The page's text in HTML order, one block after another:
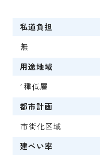
-
私道負担
無
用途地域
1種低層
都市計画
市街化区域
建ぺい率